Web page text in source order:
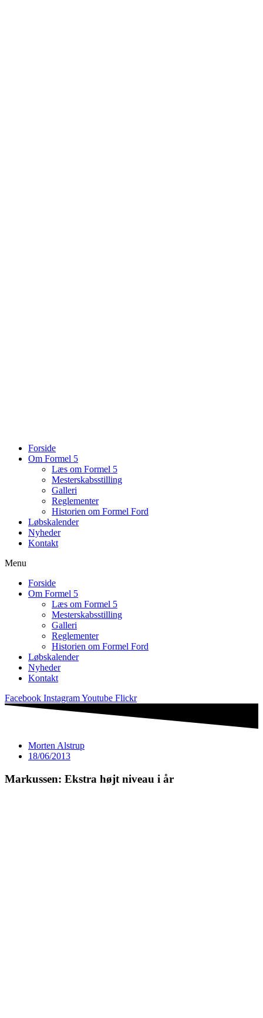
Forside
Om Formel 5
Læs om Formel 5
Mesterskabsstilling
Galleri
Reglementer
Historien om Formel Ford
Løbskalender
Nyheder
Kontakt
Menu
Forside
Om Formel 5
Læs om Formel 5
Mesterskabsstilling
Galleri
Reglementer
Historien om Formel Ford
Løbskalender
Nyheder
Kontakt
Facebook InstagramYoutube Flickr
Morten Alstrup
18/06/2013
Markussen: Ekstra højt niveau i år